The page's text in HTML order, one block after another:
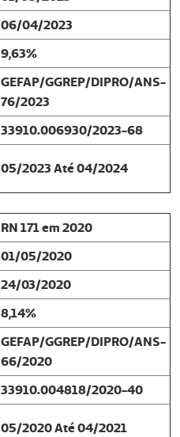
06/04/2023
9,63%
GEFAP/GGREP/DIPRO/ANS-
76/2023
33910.006930/2023-68
05/2023 Até 04/2024
RN 171 em 2020
01/05/2020
24/03/2020
8,14%
GEFAP/GGREP/DIPRO/ANS-
66/2020
33910.004818/2020-40
05/2020 Até 04/2021